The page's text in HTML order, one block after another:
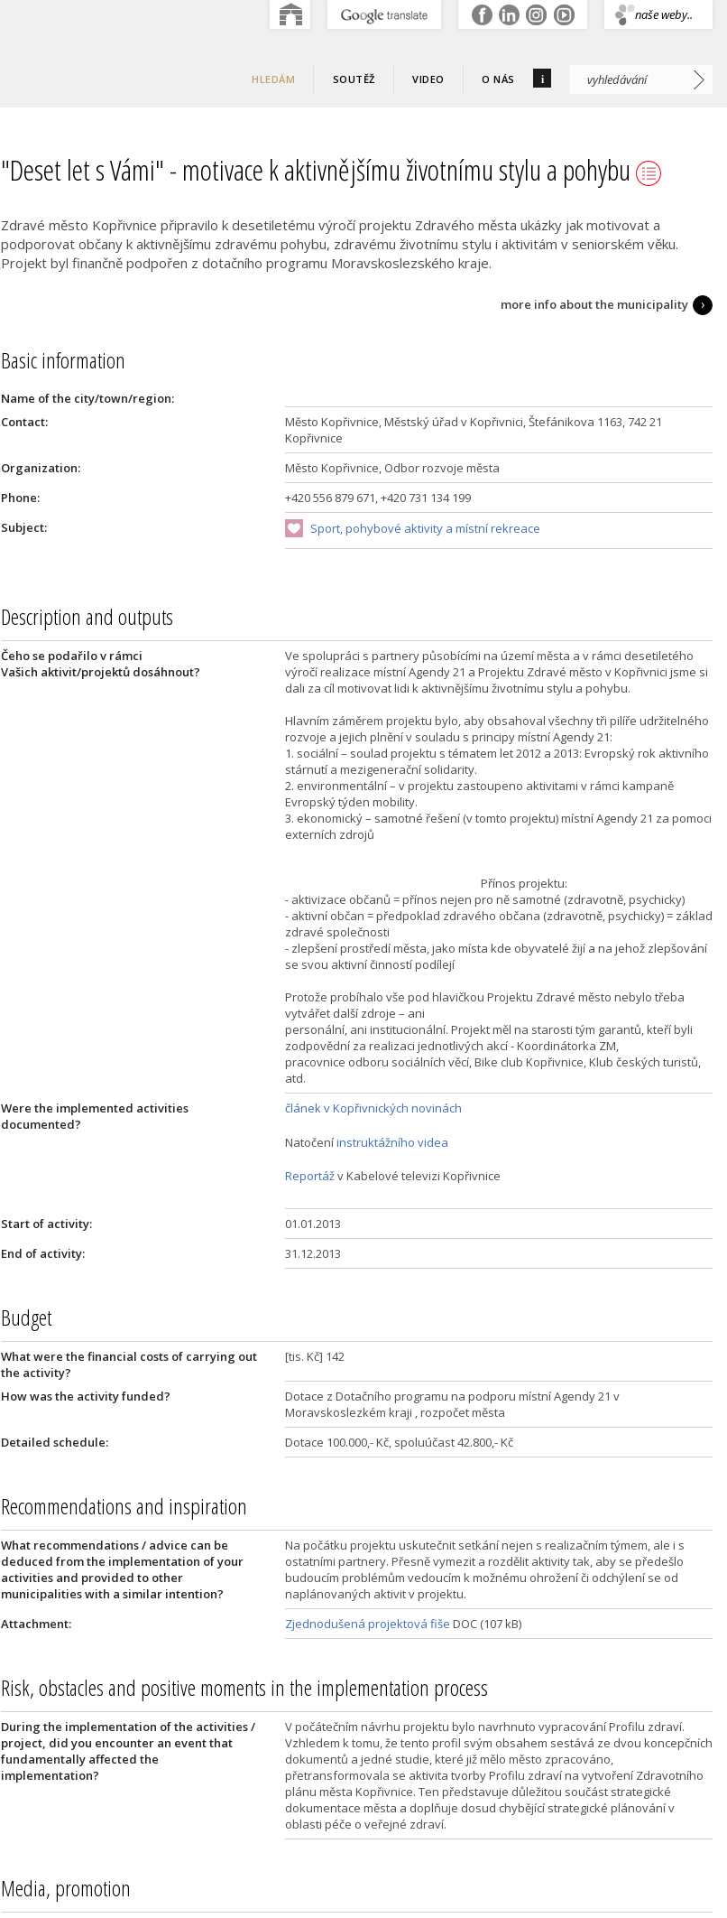
naše weby..
.
HLEDÁM SOUTĚŽ VIDEO O NÁS i
"Deset let s Vámi" - motivace k aktivnějšímu životnímu stylu a pohybu
Zdravé město Kopřivnice připravilo k desetiletému výročí projektu Zdravého města ukázky jak motivovat a
podporovat občany k aktivnějšímu zdravému pohybu, zdravému životnímu stylu i aktivitám v seniorském věku.
Projekt byl finančně podpořen z dotačního programu Moravskoslezského kraje.
more info about the municipality
Basic information
Name of the city/town/region:
Contact:
Město Kopřivnice, Městský úřad v Kopřivnici, Štefánikova 1163, 742 21
Kopřivnice
Organization:
Město Kopřivnice, Odbor rozvoje města
Phone:
+420 556 879 671, +420 731 134 199
Subject:
Sport, pohybové aktivity a místní rekreace
Description and outputs
Čeho se podařilo v rámci
Vašich aktivit/projektů dosáhnout?
Ve spolupráci s partnery působícími na území města a v rámci desetiletého
výročí realizace místní Agendy 21 a Projektu Zdravé město v Kopřivnici jsme si
dali za cíl motivovat lidi k aktivnějšímu životnímu stylu a pohybu.
Hlavním záměrem projektu bylo, aby obsahoval všechny tři pilíře udržitelného
rozvoje a jejich plnění v souladu s principy místní Agendy 21:
1. sociální – soulad projektu s tématem let 2012 a 2013: Evropský rok aktivního
stárnutí a mezigenerační solidarity.
2. environmentální – v projektu zastoupeno aktivitami v rámci kampaně
Evropský týden mobility.
3. ekonomický – samotné řešení (v tomto projektu) místní Agendy 21 za pomoci
externích zdrojů
Přínos projektu:
- aktivizace občanů = přínos nejen pro ně samotné (zdravotně, psychicky)
- aktivní občan = předpoklad zdravého občana (zdravotně, psychicky) = základ
zdravé společnosti
- zlepšení prostředí města, jako místa kde obyvatelé žijí a na jehož zlepšování
se svou aktivní činností podílejí
Protože probíhalo vše pod hlavičkou Projektu Zdravé město nebylo třeba
vytvářet další zdroje – ani
personální, ani institucionální. Projekt měl na starosti tým garantů, kteří byli
zodpovědní za realizaci jednotlivých akcí - Koordinátorka ZM,
pracovnice odboru sociálních věcí, Bike club Kopřivnice, Klub českých turistů,
atd.
Were the implemented activities
documented?
článek v Kopřivnických novinách
Natočeníinstruktážního videa
Reportážv Kabelové televizi Kopřivnice
Start of activity:
01.01.2013
End of activity:
31.12.2013
Budget
What were the financial costs of carrying out
the activity?
[tis. Kč] 142
How was the activity funded?
Dotace z Dotačního programu na podporu místní Agendy 21 v
Moravskoslezkém kraji , rozpočet města
Detailed schedule:
Dotace 100.000,- Kč, spoluúčast 42.800,- Kč
Recommendations and inspiration
What recommendations / advice can be
deduced from the implementation of your
activities and provided to other
municipalities with a similar intention?
Na počátku projektu uskutečnit setkání nejen s realizačním týmem, ale i s
ostatními partnery. Přesně vymezit a rozdělit aktivity tak, aby se předešlo
budoucím problémům vedoucím k možnému ohrožení či odchýlení se od
naplánovaných aktivit v projektu.
Attachment:
Zjednodušená projektová fiše DOC (107 kB)
Risk, obstacles and positive moments in the implementation process
During the implementation of the activities /
project, did you encounter an event that
fundamentally affected the
implementation?
V počátečním návrhu projektu bylo navrhnuto vypracování Profilu zdraví.
Vzhledem k tomu, že tento profil svým obsahem sestává ze dvou koncepčních
dokumentů a jedné studie, které již mělo město zpracováno,
přetransformovala se aktivita tvorby Profilu zdraví na vytvoření Zdravotního
plánu města Kopřivnice. Ten představuje důležitou součást strategické
dokumentace města a doplňuje dosud chybějící strategické plánování v
oblasti péče o veřejné zdraví.
Media, promotion